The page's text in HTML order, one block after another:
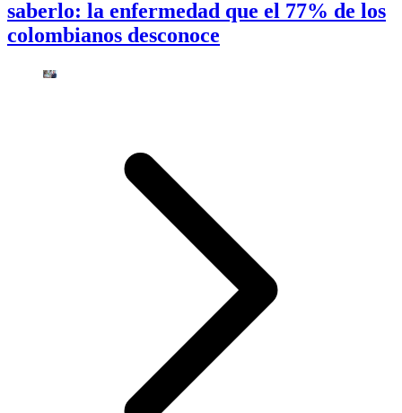
saberlo: la enfermedad que el 77% de los
colombianos desconoce